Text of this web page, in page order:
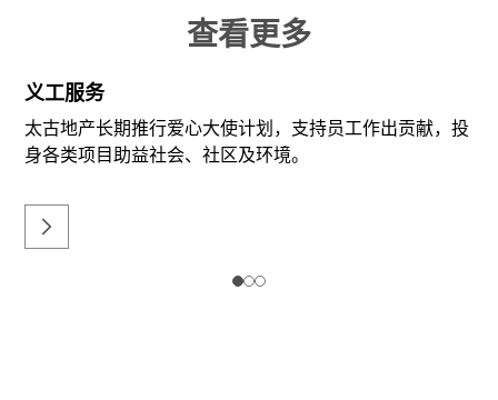
查看更多
义工服务
太古地产长期推行爱心大使计划，支持员工作出贡献，投
身各类项目助益社会、社区及环境。